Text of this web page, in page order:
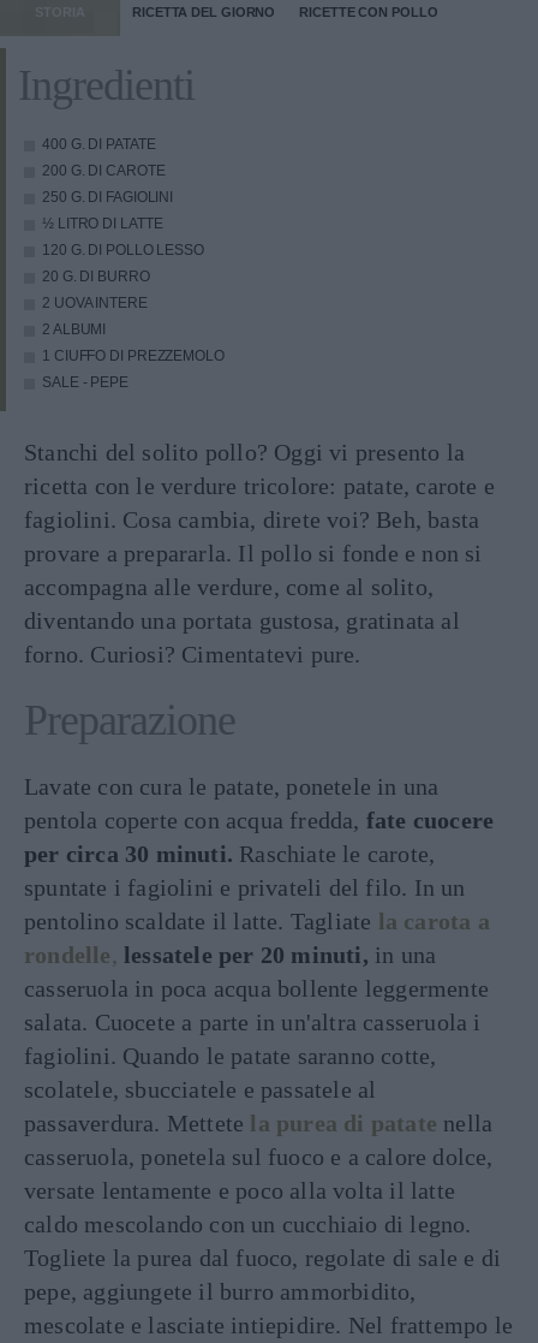
STORIA RICETTA DEL GIORNO RICETTE CON POLLO
Ingredienti
400 G. DI PATATE
200 G. DI CAROTE
250 G. DI FAGIOLINI
½ LITRO DI LATTE
120 G. DI POLLO LESSO
20 G. DI BURRO
2 UOVA INTERE
2 ALBUMI
1 CIUFFO DI PREZZEMOLO
SALE - PEPE
Stanchi del solito pollo? Oggi vi presento la
ricetta con le verdure tricolore: patate, carote e
fagiolini. Cosa cambia, direte voi? Beh, basta
provare a prepararla. Il pollo si fonde e non si
accompagna alle verdure, come al solito,
diventando una portata gustosa, gratinata al
forno. Curiosi? Cimentatevi pure.
Preparazione
Lavate con cura le patate, ponetele in una
pentola coperte con acqua fredda, fate cuocere
per circa 30 minuti. Raschiate le carote,
spuntate i fagiolini e privateli del filo. In un
pentolino scaldate il latte. Tagliate la carota a
rondelle, lessatele per 20 minuti, in una
casseruola in poca acqua bollente leggermente
salata. Cuocete a parte in un'altra casseruola i
fagiolini. Quando le patate saranno cotte,
scolatele, sbucciatele e passatele al
passaverdura. Mettete la purea di patate nella
casseruola, ponetela sul fuoco e a calore dolce,
versate lentamente e poco alla volta il latte
caldo mescolando con un cucchiaio di legno.
Togliete la purea dal fuoco, regolate di sale e di
pepe, aggiungete il burro ammorbidito,
mescolate e lasciate intiepidire. Nel frattempo le